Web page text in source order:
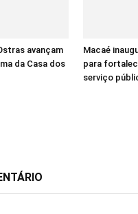
avançam
da Casa dos
Macaé
para
serviço